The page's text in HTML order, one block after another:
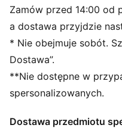
Cholewka tych butów
20% z materiałów
w co najmniej 10%.
SOFTFOAM+: wygodna
zapewniająca miękką
grubej pięcie
Standardowa szerokość
Zamów przed 14:00 od
a dostawa przyjdzie
* Nie obejmuje sobót.
Dostawa”.
**Nie dostępne w
spersonalizowanych.
Dostawa przedmiotu